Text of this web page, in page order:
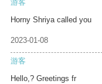
游客
Horny Shriya called you
2023-01-08
游客
Hello,? Greetings fr